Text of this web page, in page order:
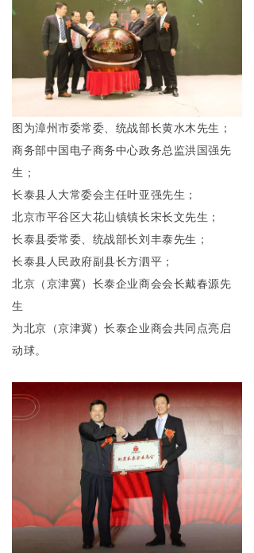
图为漳州市委常委、统战部长黄水木先生；
商务部中国电子商务中心政务总监洪国强先
生；
长泰县人大常委会主任叶亚强先生；
北京市平谷区大花山镇镇长宋长文先生；
长泰县委常委、统战部长刘丰泰先生；
长泰县人民政府副县长方泗平；
北京（京津冀）长泰企业商会会长戴春源先
生
为北京（京津冀）长泰企业商会共同点亮启
动球。